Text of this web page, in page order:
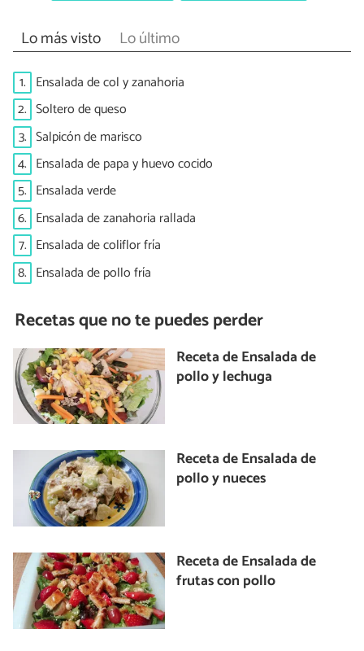
Lo más visto Lo último
1. Ensalada de col y zanahoria
2. Soltero de queso
3. Salpicón de marisco
4. Ensalada de papa y huevo cocido
5. Ensalada verde
6. Ensalada de zanahoria rallada
7. Ensalada de coliflor fría
8. Ensalada de pollo fría
Recetas que no te puedes perder
Receta de Ensalada de
pollo y lechuga
Receta de Ensalada de
pollo y nueces
Receta de Ensalada de
frutas con pollo